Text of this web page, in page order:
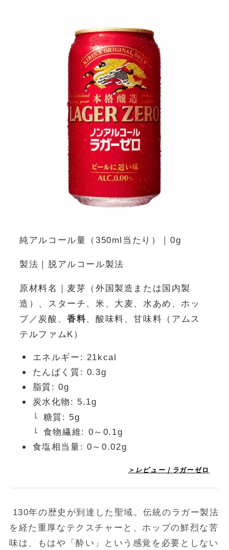
純アルコール量（350ml当たり）｜0g
製法｜脱アルコール製法
原材料名｜麦芽（外国製造または国内製
造）、スターチ、米、大麦、水あめ、ホッ
プ／炭酸、香料、酸味料、甘味料（アムス
テルファムK）
エネルギー: 21kcal
たんぱく質: 0.3g
脂質: 0g
炭水化物: 5.1g
糖質: 5g
食物繊維: 0～0.1g
食塩相当量: 0～0.02g
＞レビュー｜ラガーゼロ
130年の歴史が到達した聖域。伝統のラガー製法
を経た重厚なテクスチャーと、ホップの鮮烈な苦
味は、もはや「酔い」という感覚を必要としない